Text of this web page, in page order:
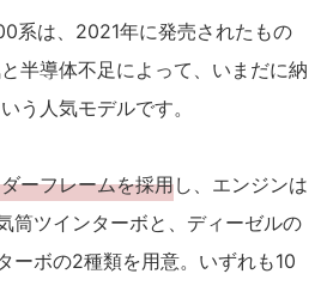
系は、2021年に発売されたもの
半導体不足によって、いまだに納
う人気モデルです。
ーフレームを採用し、エンジンは
筒ツインターボと、ディーゼルの
ーボの2種類を用意。いずれも10